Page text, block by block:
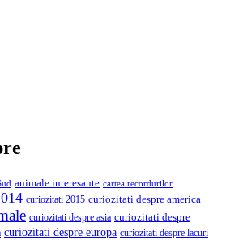
animale interesante cartea recordurilor
curiozitati 2015 curiozitati despre america
curiozitati despre asia curiozitati despre
curiozitati despre europa curiozitati despre lacuri